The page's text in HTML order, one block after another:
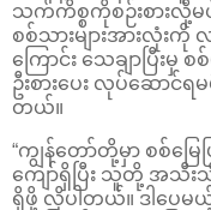
သက်ကိစ္စကိုစဉ်းစား
စစ်သားများအားလုံ
ကြောင်း သေချာပြီး
ဦးစားပေး လုပ်ဆောင်
တယ်။
“ကျွန်တော်တို့မှာ စစ်မ
ကျော်ရှိပြီး သူတို့ အသီး
ရှိဖို့ လိုပါတယ်။ ဒါပေမ